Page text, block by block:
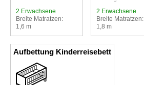
2 Erwachsene
Breite Matratzen:
1,6 m
2 Erwachsene
Breite Matratzen:
1,8 m
Aufbettung Kinderreisebett